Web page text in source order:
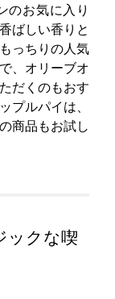
のお気に入り
ばしい香りと
っちりの人気
、オリーブオ
だくのもおす
プルパイは、
商品もお試し
ックな喫